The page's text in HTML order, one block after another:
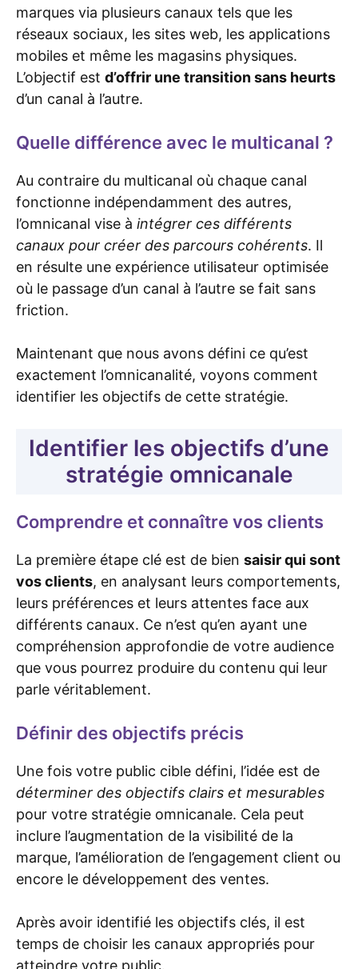
marques via plusieurs canaux tels que les
réseaux sociaux, les sites web, les applications
mobiles et même les magasins physiques.
L’objectif est d’offrir une transition sans heurts
d’un canal à l’autre.
Quelle différence avec le multicanal ?
Au contraire du multicanal où chaque canal
fonctionne indépendamment des autres,
l’omnicanal vise à intégrer ces différents
canaux pour créer des parcours cohérents. Il
en résulte une expérience utilisateur optimisée
où le passage d’un canal à l’autre se fait sans
friction.
Maintenant que nous avons défini ce qu’est
exactement l’omnicanalité, voyons comment
identifier les objectifs de cette stratégie.
Identifier les objectifs d’une
stratégie omnicanale
Comprendre et connaître vos clients
La première étape clé est de bien saisir qui sont
vos clients, en analysant leurs comportements,
leurs préférences et leurs attentes face aux
différents canaux. Ce n’est qu’en ayant une
compréhension approfondie de votre audience
que vous pourrez produire du contenu qui leur
parle véritablement.
Définir des objectifs précis
Une fois votre public cible défini, l’idée est de
déterminer des objectifs clairs et mesurables
pour votre stratégie omnicanale. Cela peut
inclure l’augmentation de la visibilité de la
marque, l’amélioration de l’engagement client ou
encore le développement des ventes.
Après avoir identifié les objectifs clés, il est
temps de choisir les canaux appropriés pour
atteindre votre public.